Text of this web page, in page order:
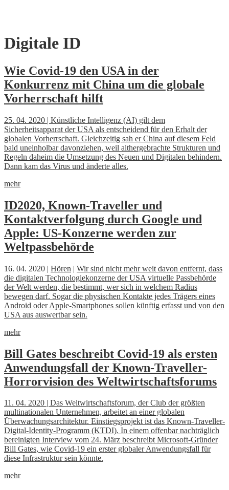
Skip
to
Digitale ID
Wie Covid-19 den USA in der
Konkurrenz mit China um die globale
Vorherrschaft hilft
25. 04. 2020 | Künstliche Intelligenz (AI) gilt dem
Sicherheitsapparat der USA als entscheidend für den Erhalt der
globalen Vorherrschaft. Gleichzeitig sah er China auf diesem Feld
bald uneinholbar davonziehen, weil althergebrachte Strukturen und
Regeln daheim die Umsetzung des Neuen und Digitalen behindern.
Dann kam das Virus und änderte alles.
mehr
ID2020, Known-Traveller und
Kontaktverfolgung durch Google und
Apple: US-Konzerne werden zur
Weltpassbehörde
16. 04. 2020 | Hören | Wir sind nicht mehr weit davon entfernt, dass
die digitalen Technologiekonzerne der USA virtuelle Passbehörde
der Welt werden, die bestimmt, wer sich in welchem Radius
bewegen darf. Sogar die physischen Kontakte jedes Trägers eines
Android oder Apple-Smartphones sollen künftig erfasst und von den
USA aus auswertbar sein.
mehr
Bill Gates beschreibt Covid-19 als ersten
Anwendungsfall der Known-Traveller-
Horrorvision des Weltwirtschaftsforums
11. 04. 2020 | Das Weltwirtschaftsforum, der Club der größten
multinationalen Unternehmen, arbeitet an einer globalen
Überwachungsarchitektur. Einstiegsprojekt ist das Known-Traveller-
Digital-Identity-Programm (KTDI). In einem offenbar nachträglich
bereinigten Interview vom 24. März beschreibt Microsoft-Gründer
Bill Gates, wie Covid-19 ein erster globaler Anwendungsfall für
diese Infrastruktur sein könnte.
mehr